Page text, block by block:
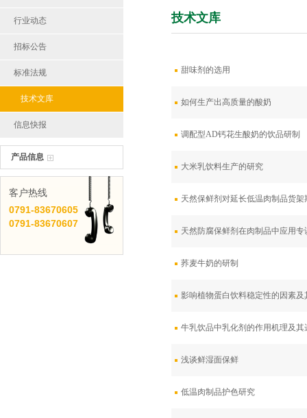
行业动态
招标公告
标准法规
技术文库
信息快报
产品信息
客户热线
0791-83670605
0791-83670607
技术文库
甜味剂的选用
如何生产出高质量的酸奶
调配型AD钙花生酸奶的饮品研制
大米乳饮料生产的研究
天然保鲜剂对延长低温肉制品货架
天然防腐保鲜剂在肉制品中应用专
荞麦牛奶的研制
影响植物蛋白饮料稳定性的因素及
牛乳饮品中乳化剂的作用机理及其
浅谈鲜湿面保鲜
低温肉制品护色研究